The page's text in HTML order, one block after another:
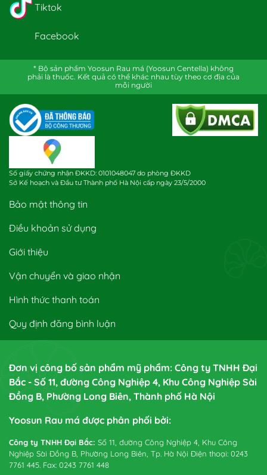
Tiktok
Facebook
* Bộ sản phẩm Yoosun Rau má (Yoosun Centella) không
phải là thuốc. Kết quả có thể khác nhau tùy theo cơ địa của
mỗi người
Số giấy chứng nhận ĐKKD: 0101048047 do phòng ĐKKD
Sở Kế hoạch và Đầu tư Thành phố Hà Nội cấp ngày 23/5/2000
Bảo mật thông tin
Điều khoản sử dụng
Giới thiệu
Vận chuyển và giao nhận
Hình thức thanh toán
Quy định đăng bình luận
Đơn vị công bố sản phẩm mỹ phẩm: Công ty TNHH Đại
Bắc - Số 11, đường Công Nghiệp 4, Khu Công Nghiệp Sài
Đồng B, Phường Long Biên, Thành phố Hà Nội
Yoosun Rau má được phân phối bởi:
Công ty TNHH Đại Bắc: Số 11, đường Công Nghiệp 4, Khu Công
Nghiệp Sài Đồng B, Phường Long Biên, Tp. Hà Nội Điện thoại: 0243
7761 445. Fax: 0243 7761 448